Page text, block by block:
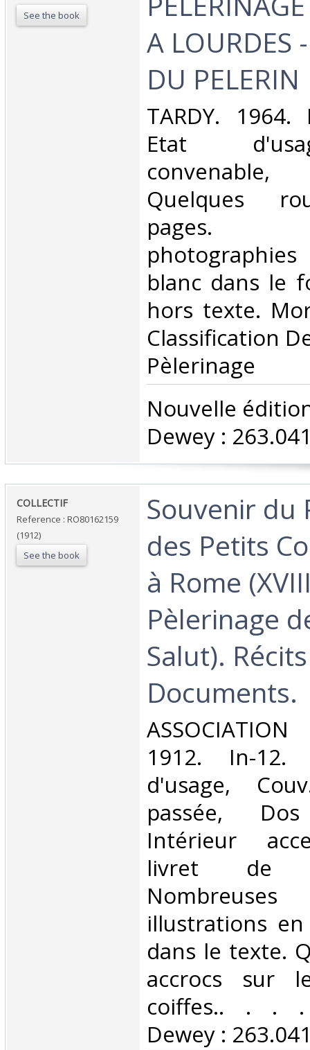
See the book
A LOURDES
DU PELERIN‎
‎TARDY.
Etat
Quelques
pages.
blanc dans le
hors texte.
Classification
Pèlerinage‎
‎Nouvelle
Dewey :
‎COLLECTIF‎
Reference : RO80162159
(1912)
See the book
‎Souvenir du
des Petits
à Rome
Pèlerinage
Salut).
Documents.‎
1912. In-12.
d'usage,
passée,
Intérieur
livret de
illustrations
dans le texte.
accrocs sur
coiffes.. . . .
Dewey :